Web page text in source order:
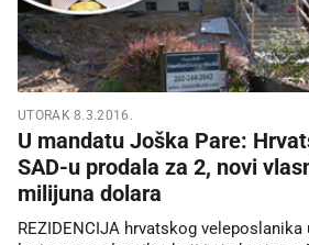
UTORAK 8.3.2016.
U mandatu Joška Pare:
SAD-u prodala za 2, novi
milijuna dolara
REZIDENCIJA hrvatskog veleposlanika